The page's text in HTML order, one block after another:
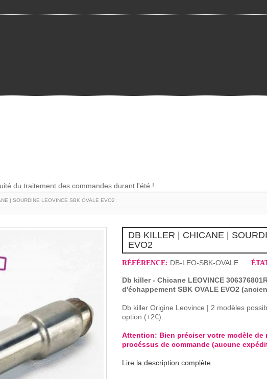
du traitement des commandes durant l'été !
| SOURDINE LEOVINCE SBK OVALE EVO2
DB KILLER | CHICANE |
EVO2
RÉFÉRENCE: DB-LEO-SBK-OVALE
Db killer - Chicane LEOVINCE
d'échappement SBK OVALE EVO2
Db killer Origine Leovince | 2 modèles
option (+2€).
Attention: Bien préciser votre modèle de
procéssus de commande (aucune
Lire la description complète